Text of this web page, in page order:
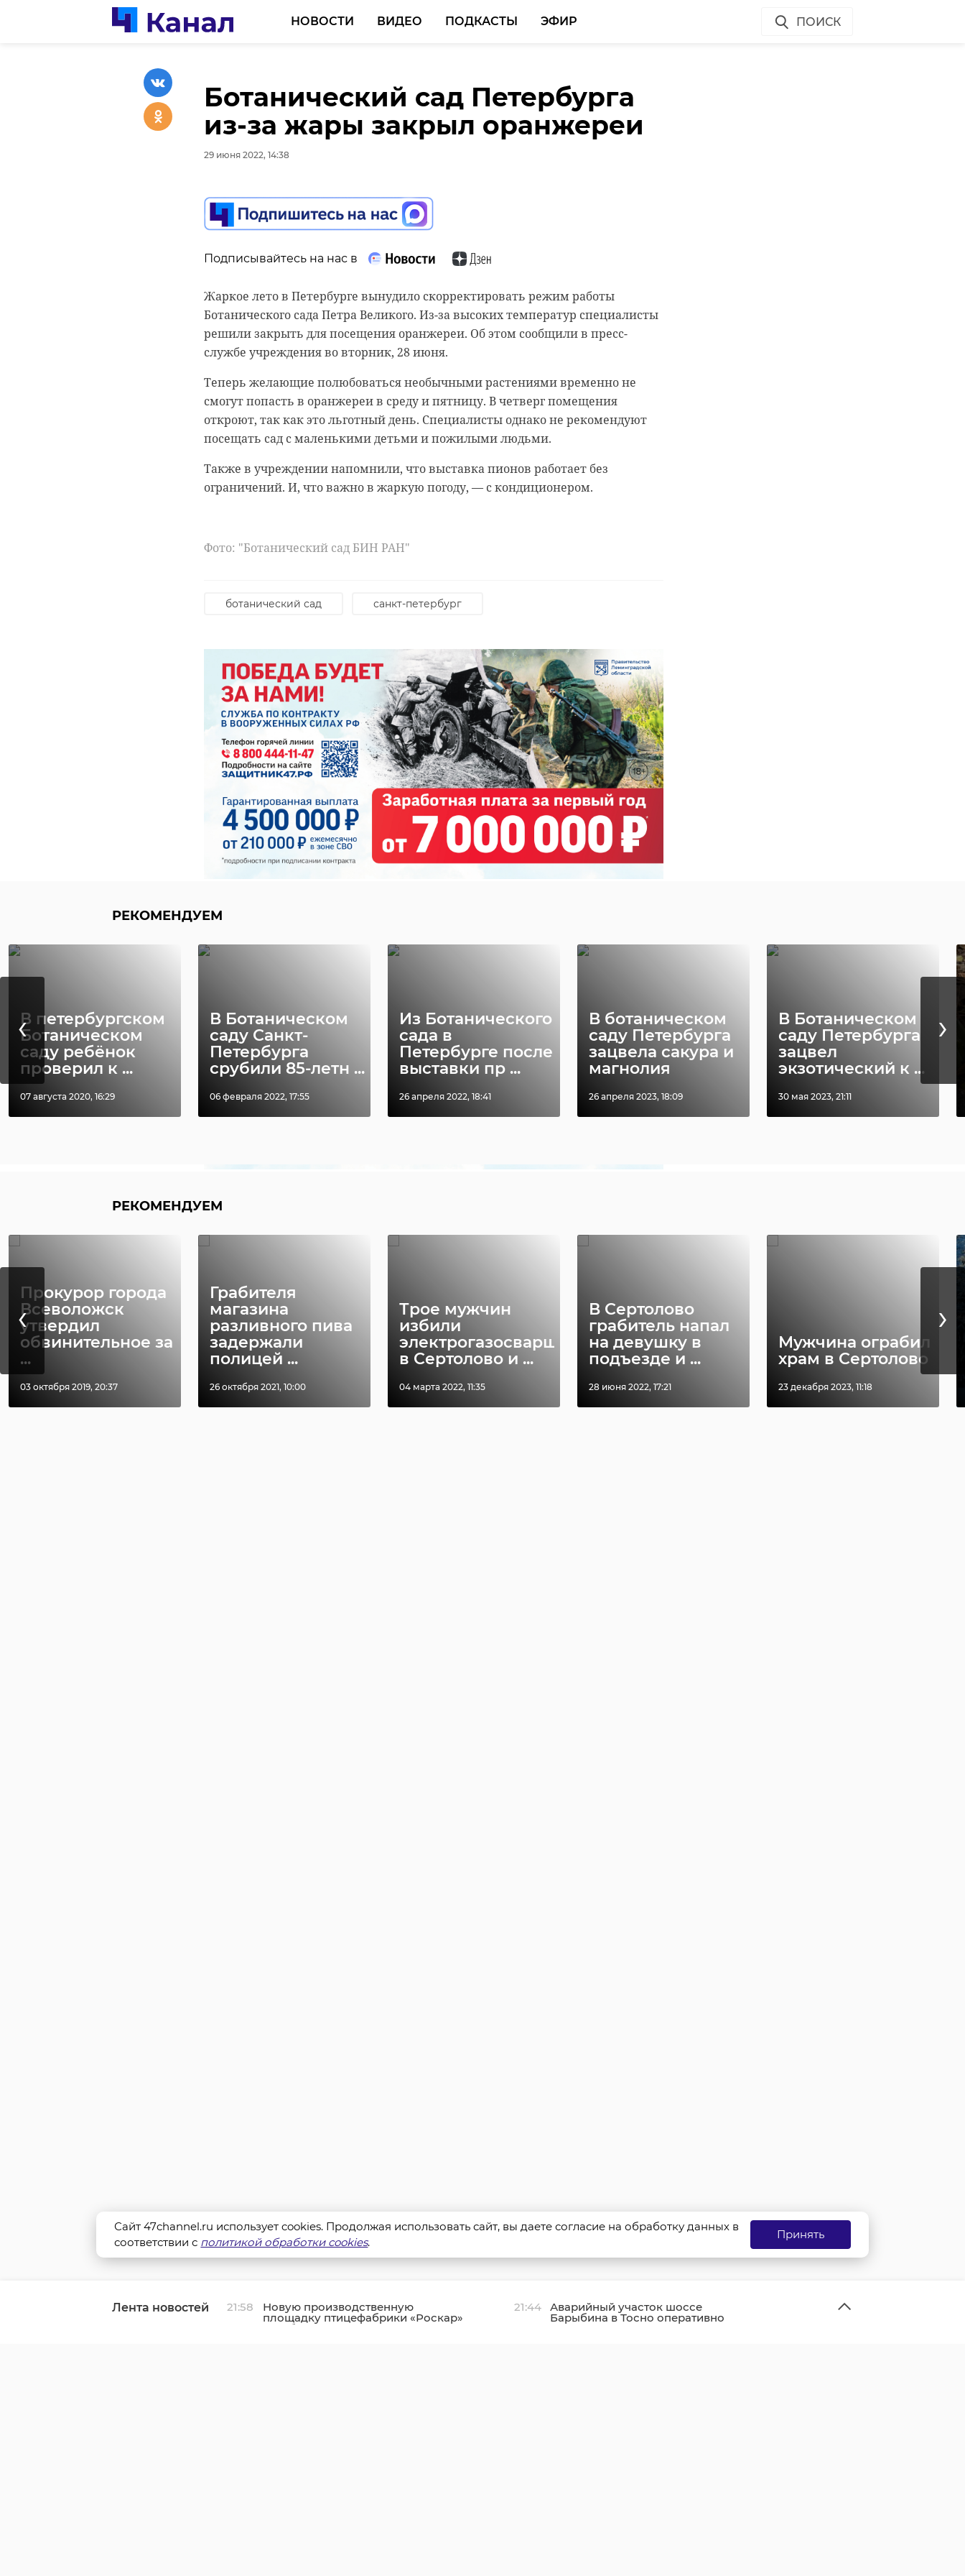
НОВОСТИ ВИДЕО ПОДКАСТЫ ЭФИР ПОИСК
Ботанический сад Петербурга
из-за жары закрыл оранжереи
29 июня 2022, 14:38
Подписывайтесь на нас в
Жаркое лето в Петербурге вынудило скорректировать режим работы
Ботанического сада Петра Великого. Из-за высоких температур специалисты
решили закрыть для посещения оранжереи. Об этом сообщили в пресс-
службе учреждения во вторник, 28 июня.
Теперь желающие полюбоваться необычными растениями временно не
смогут попасть в оранжереи в среду и пятницу. В четверг помещения
откроют, так как это льготный день. Специалисты однако не рекомендуют
посещать сад с маленькими детьми и пожилыми людьми.
Также в учреждении напомнили, что выставка пионов работает без
ограничений. И, что важно в жаркую погоду, — с кондиционером.
Фото: "Ботанический сад БИН РАН"
ботанический сад санкт-петербург
РЕКОМЕНДУЕМ
В петербургском
Ботаническом
саду ребёнок
проверил к ...
07 августа 2020, 16:29
В Ботаническом
саду Санкт-
Петербурга
срубили 85-летн ...
06 февраля 2022, 17:55
Из Ботанического
сада в
Петербурге после
выставки пр ...
26 апреля 2022, 18:41
В ботаническом
саду Петербурга
зацвела сакура и
магнолия
26 апреля 2023, 18:09
В Ботаническом
саду Петербурга
зацвел
экзотический к ...
30 мая 2023, 21:11
‹ ›
Грабитель-рецидивист жестоко
Преступник напал на 25-летнюю девушку в подъезде жилого дома.
Пострадавшая ждала лифт, когда на нее набросился грабитель. Мужчина
жестоко избил свою жертву, но ушел ни с чем. Девушка крепко держала свои
вещи, а ее телефон разбился об пол.
Пострадавшая оказалась не единственной жертвой грабителя в тот вечер. На
другую девушку он также напал в подъезде и отобрал сумку. Общая сумма
ущерба составила 110 тысяч рублей.
Преступника оперативно задержали. Им оказался 30-летний местный
житель, трижды судимый за грабежи.
РЕКОМЕНДУЕМ
Прокурор города
Всеволожск
утвердил
обвинительное за
...
03 октября 2019, 20:37
Грабителя
магазина
разливного пива
задержали
полицей ...
26 октября 2021, 10:00
Трое мужчин
избили
электрогазосварщика
в Сертолово и ...
04 марта 2022, 11:35
В Сертолово
грабитель напал
на девушку в
подъезде и ...
28 июня 2022, 17:21
Мужчина ограбил
храм в Сертолово
23 декабря 2023, 11:18
‹ ›
Врачи Токсовской больницы с
начала 2022 года обслужили
более 6 тысяч вызовов
Текущей зимой автопарк Токсовской больницы пополнился девятью
новыми машинами. С их помощью медикам удалось более продуктивно
отработать самый пик нагрузки, который осложнился омикроном.
Как сообщили в среду, 29 июня, в пресс-службе комитета здравоохранения
Ленобласти, с января 2022 года благодаря новому автопарку специалисты
обработали более 6,5 тысячи вызовов. Сотрудники также значительно
увеличили количество выездов на дом к больным пациентам. Сейчас
медики продолжают работать в первичном звене.
Как отметил главный врач Токсовской больницы Игорь Стефанович, новые
Лента новостей 21:58 Новую производственную
площадку птицефабрики «Роскар»
в Выборгском районе подключили
21:44 Аварийный участок шоссе
Барыбина в Тосно оперативно
отремонтировали и открыли для
Сайт 47channel.ru использует cookies. Продолжая использовать сайт, вы даете согласие на обработку данных в
соответствии с политикой обработки cookies.
Принять